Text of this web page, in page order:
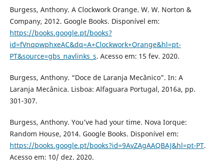
Burgess, Anthony. A Clockwork Orange. W. W. Norton &
Company, 2012. Google Books. Disponível em:
https://books.google.pt/books?
id=fVnqpwphxeAC&dq=A+Clockwork+Orange&hl=pt-
PT&source=gbs_navlinks_s. Acesso em: 15 fev. 2020.
Burgess, Anthony. “Doce de Laranja Mecânico”. In: A
Laranja Mecânica. Lisboa: Alfaguara Portugal, 2016a, pp.
301-307.
Burgess, Anthony. You’ve had your time. Nova Iorque:
Random House, 2014. Google Books. Disponível em:
https://books.google.pt/books?id=9AvZAgAAQBAJ&hl=pt-PT.
Acesso em: 10/ dez. 2020.